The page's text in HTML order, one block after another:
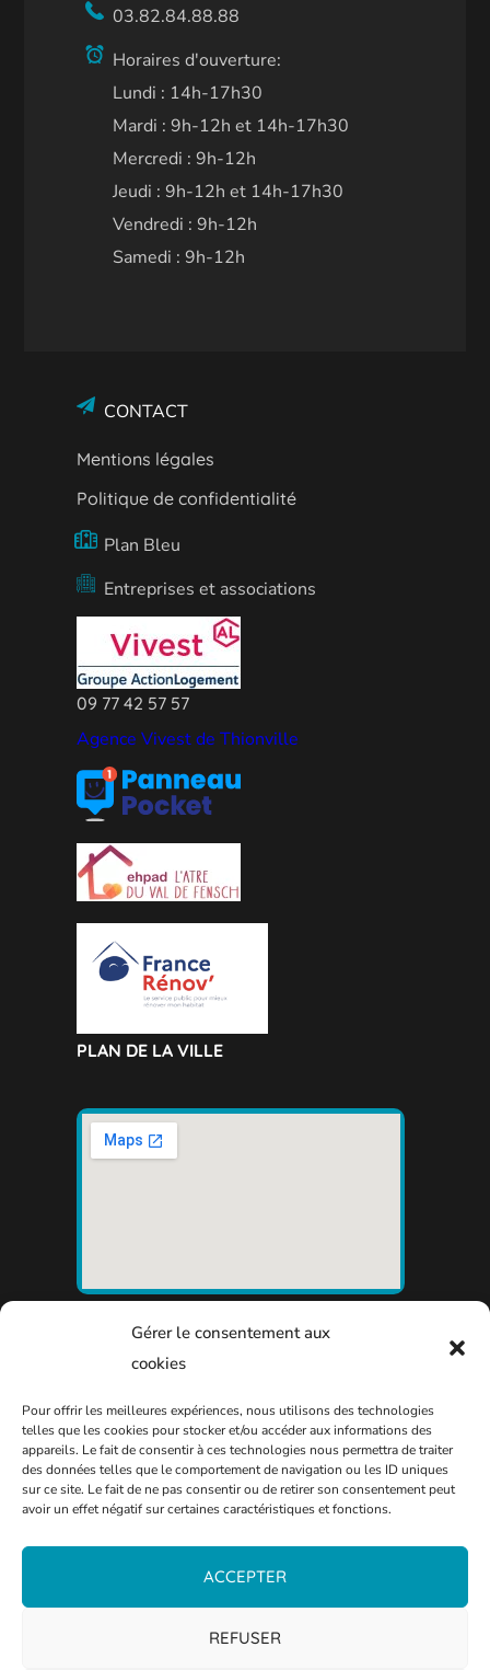
Gérer le consentement aux
cookies
Pour offrir les meilleures expériences, nous utilisons des technologies
telles que les cookies pour stocker et/ou accéder aux informations des
appareils. Le fait de consentir à ces technologies nous permettra de traiter
des données telles que le comportement de navigation ou les ID uniques
sur ce site. Le fait de ne pas consentir ou de retirer son consentement peut
avoir un effet négatif sur certaines caractéristiques et fonctions.
ACCEPTER
REFUSER
03.82.84.88.88
Horaires d'ouverture:
Lundi : 14h-17h30
Mardi : 9h-12h et 14h-17h30
Mercredi : 9h-12h
Jeudi : 9h-12h et 14h-17h30
Vendredi : 9h-12h
Samedi : 9h-12h
CONTACT
Mentions légales
Politique de confidentialité
Plan Bleu
Entreprises et associations
09 77 42 57 57
Agence Vivest de Thionville
PLAN DE LA VILLE